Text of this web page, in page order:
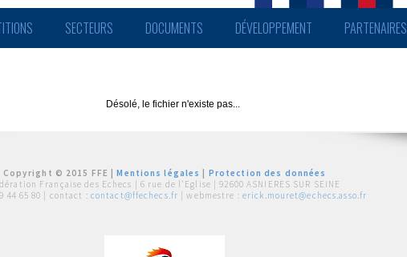
SECTEURS DOCUMENTS DÉVELOPPEMENT PARTENAIRES
Désolé, le fichier n'existe pas...
Copyright © 2015 FFE |Mentions légales
Protection des données
Française des Echecs | 6 rue de l'Eglise | 92600 ASNIERES SUR SEINE
44 65 80 | contact : contact@ffechecs.fr | webmestre : erick.mouret@echecs.asso.fr